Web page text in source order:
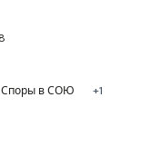
Споры в СОЮ
+1